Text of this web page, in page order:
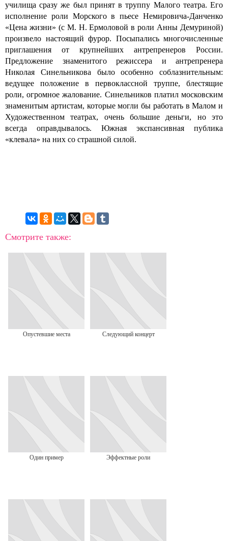
училища сразу же был принят в труппу Малого театра. Его
исполнение роли Морского в пьесе Немировича-Данченко
«Цена жизни» (с М. Н. Ермоловой в роли Анны Демуриной)
произвело настоящий фурор. Посыпались многочисленные
приглашения от крупнейших антрепренеров России.
Предложение знаменитого режиссера и антрепренера
Николая Синельникова было особенно соблазнительным:
ведущее положение в первоклассной труппе, блестящие
роли, огромное жалование. Синельников платил московским
знаменитым артистам, которые могли бы работать в Малом и
Художественном театрах, очень большие деньги, но это
всегда оправдывалось. Южная экспансивная публика
«клевала» на них со страшной силой.
Смотрите также:
Опустевшие места Следующий концерт
Один пример Эффектные роли